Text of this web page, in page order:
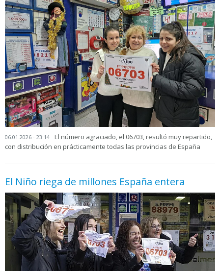
06.01.2026 - 23:14
El número agraciado, el 06703, resultó muy repartido,
con distribución en prácticamente todas las provincias de España
El Niño riega de millones España entera